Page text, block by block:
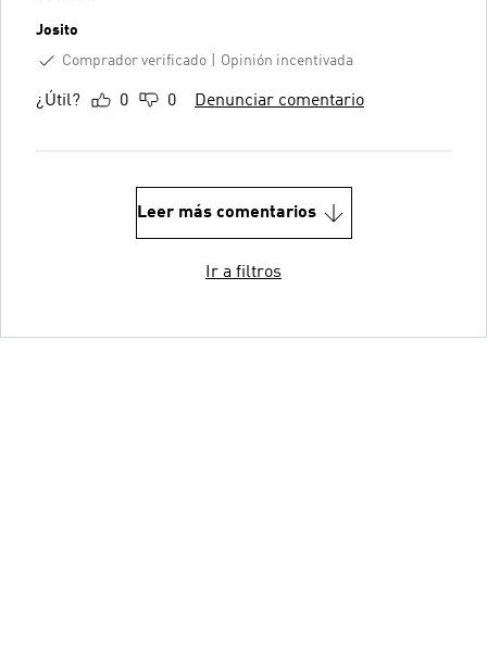
Josito
Comprador verificado
Opinión incentivada
¿Útil? 0 0 Denunciar comentario
Leer más comentarios
Ir a filtros